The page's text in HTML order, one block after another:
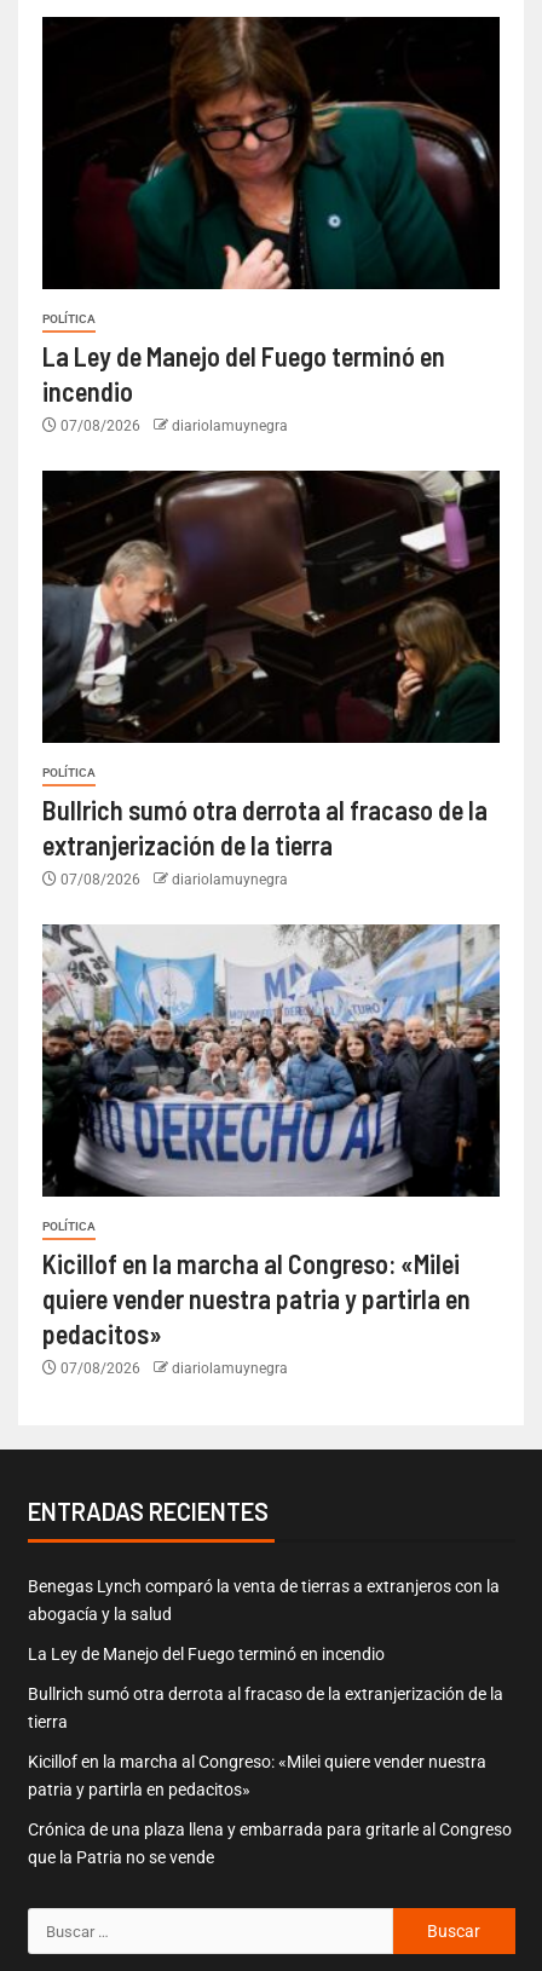
POLÍTICA
La Ley de Manejo del Fuego terminó en
incendio
07/08/2026 diariolamuynegra
POLÍTICA
Bullrich sumó otra derrota al fracaso de la
extranjerización de la tierra
07/08/2026 diariolamuynegra
POLÍTICA
Kicillof en la marcha al Congreso: «Milei
quiere vender nuestra patria y partirla en
pedacitos»
07/08/2026 diariolamuynegra
ENTRADAS RECIENTES
Benegas Lynch comparó la venta de tierras a extranjeros con la
abogacía y la salud
La Ley de Manejo del Fuego terminó en incendio
Bullrich sumó otra derrota al fracaso de la extranjerización de la
tierra
Kicillof en la marcha al Congreso: «Milei quiere vender nuestra
patria y partirla en pedacitos»
Crónica de una plaza llena y embarrada para gritarle al Congreso
que la Patria no se vende